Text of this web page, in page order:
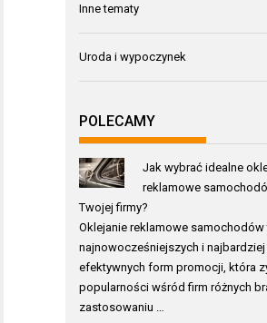
Inne tematy
Uroda i wypoczynek
POLECAMY
Jak wybrać idealne
reklamowe
Twojej firmy?
Oklejanie reklamowe samochodów
najnowocześniejszych i najbardziej
efektywnych form promocji, która
popularności wśród firm różnych
zastosowaniu …